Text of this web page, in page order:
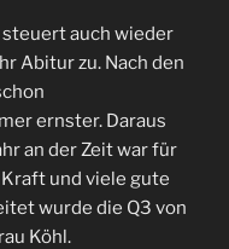
steuert auch wieder
Abitur zu. Nach den
ernster. Daraus
an der Zeit war für
und viele gute
wurde die Q3 von
Köhl.